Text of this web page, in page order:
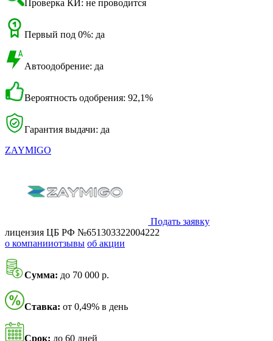
Проверка КИ: не проводится
Первый под 0%: да
Автоодобрение: да
Вероятность одобрения: 92,1%
Гарантия выдачи: да
ZAYMIGO
Подать заявку
лицензия ЦБ РФ №651303322004222
о компанииотзывы об акции
Сумма: до 70 000 р.
Ставка: от 0,49% в день
Срок: до 60 дней